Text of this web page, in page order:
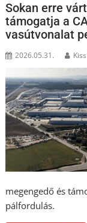
Sokan erre
támogatja a
vasútvonalat
2026.05.31.
megengedő és
pálfordulás.